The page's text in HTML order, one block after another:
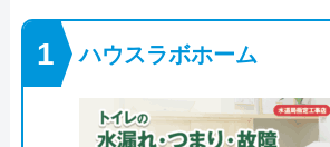
ハウスラボホーム